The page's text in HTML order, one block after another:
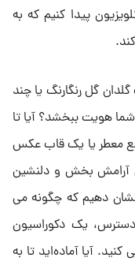
پیدا کنیم که به
گل رنگارنگ یا چند
هویت ببخشد؟ آیا تا
معطر یا یک قاب عکس
آرامش ‌بخش و دلنشین
نشان دهیم که چگونه می
دسترس، یک دکوراسیون
آیا آماده‌اید تا به